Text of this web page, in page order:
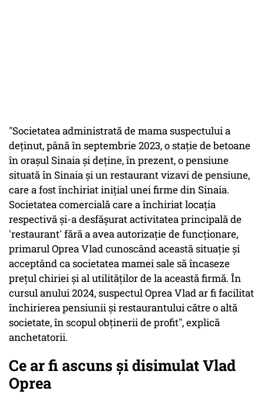
"Societatea administrată de mama suspectului a
deţinut, până în septembrie 2023, o staţie de betoane
în oraşul Sinaia şi deţine, în prezent, o pensiune
situată în Sinaia şi un restaurant vizavi de pensiune,
care a fost închiriat iniţial unei firme din Sinaia.
Societatea comercială care a închiriat locaţia
respectivă şi-a desfăşurat activitatea principală de
'restaurant' fără a avea autorizaţie de funcţionare,
primarul Oprea Vlad cunoscând această situaţie şi
acceptând ca societatea mamei sale să încaseze
preţul chiriei şi al utilităţilor de la această firmă. În
cursul anului 2024, suspectul Oprea Vlad ar fi facilitat
închirierea pensiunii şi restaurantului către o altă
societate, în scopul obţinerii de profit", explică
anchetatorii.
Ce ar fi ascuns şi disimulat Vlad
Oprea